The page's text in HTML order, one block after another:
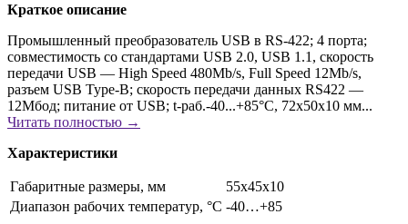
Краткое описание
Промышленный преобразователь USB в RS-422; 4 порта;
совместимость со стандартами USB 2.0, USB 1.1, скорость
передачи USB — High Speed 480Mb/s, Full Speed 12Mb/s,
разъем USB Type-B; скорость передачи данных RS422 —
12Мбод; питание от USB; t-раб.-40...+85°С, 72x50x10 мм...
Читать полностью →
Характеристики
Габаритные размеры, мм
55х45х10
Диапазон рабочих температур, °С -40…+85